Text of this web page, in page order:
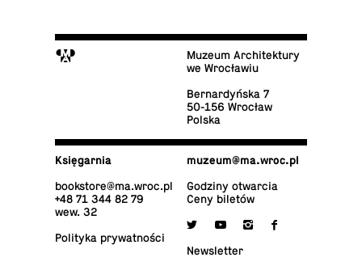
M
Muzeum Architektury
we Wrocławiu
Ber­nar­dyń­ska 7
50-156 Wrocław
Polska
Księ­gar­nia
bo­ok­sto­re@​ma.​wroc.​pl
+48 71 344 82 79
wew. 32
Po­li­ty­ka prywatności
muzeum@​ma.​wroc.​pl
Godziny otwarcia
Ceny biletów
 y i f
New­slet­ter